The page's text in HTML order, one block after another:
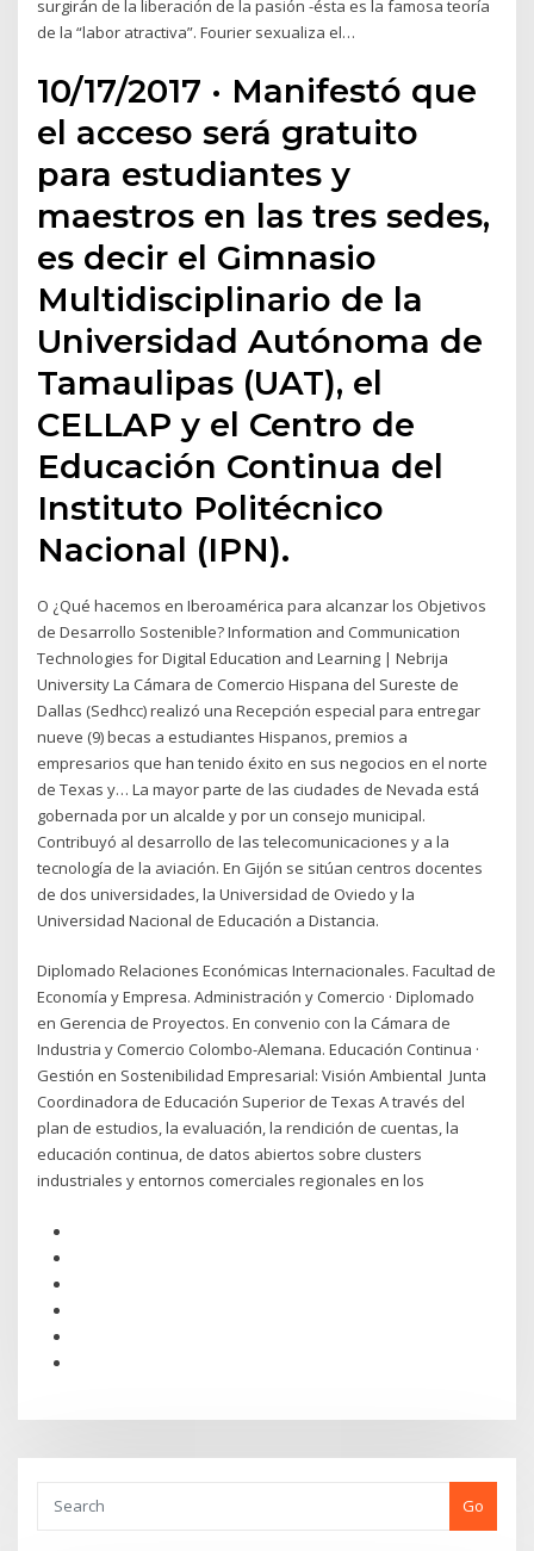
surgirán de la liberación de la pasión -ésta es la famosa teoría
de la “labor atractiva”. Fourier sexualiza el…
10/17/2017 · Manifestó que
el acceso será gratuito
para estudiantes y
maestros en las tres sedes,
es decir el Gimnasio
Multidisciplinario de la
Universidad Autónoma de
Tamaulipas (UAT), el
CELLAP y el Centro de
Educación Continua del
Instituto Politécnico
Nacional (IPN).
O ¿Qué hacemos en Iberoamérica para alcanzar los Objetivos
de Desarrollo Sostenible? Information and Communication
Technologies for Digital Education and Learning | Nebrija
University La Cámara de Comercio Hispana del Sureste de
Dallas (Sedhcc) realizó una Recepción especial para entregar
nueve (9) becas a estudiantes Hispanos, premios a
empresarios que han tenido éxito en sus negocios en el norte
de Texas y… La mayor parte de las ciudades de Nevada está
gobernada por un alcalde y por un consejo municipal.
Contribuyó al desarrollo de las telecomunicaciones y a la
tecnología de la aviación. En Gijón se sitúan centros docentes
de dos universidades, la Universidad de Oviedo y la
Universidad Nacional de Educación a Distancia.
Diplomado Relaciones Económicas Internacionales. Facultad de
Economía y Empresa. Administración y Comercio · Diplomado
en Gerencia de Proyectos. En convenio con la Cámara de
Industria y Comercio Colombo-Alemana. Educación Continua ·
Gestión en Sostenibilidad Empresarial: Visión Ambiental Junta
Coordinadora de Educación Superior de Texas A través del
plan de estudios, la evaluación, la rendición de cuentas, la
educación continua, de datos abiertos sobre clusters
industriales y entornos comerciales regionales en los
Go